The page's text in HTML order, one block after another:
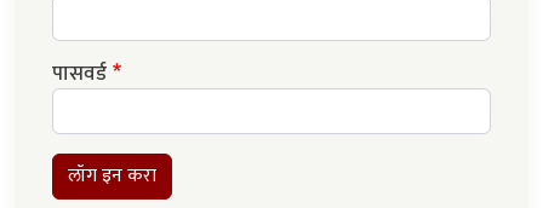
पासवर्ड
लॉग इन करा